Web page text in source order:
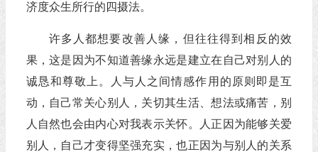
济度众生所行的四摄法。
许多人都想要改善人缘，但往往得到相反的效
果，这是因为不知道善缘永远是建立在自己对别人的
诚恳和尊敬上。人与人之间情感作用的原则即是互
动，自己常关心别人，关切其生活、想法或痛苦，别
人自然也会由内心对我表示关怀。人正因为能够关爱
别人，自己才变得坚强充实，也正因为与别人的关系